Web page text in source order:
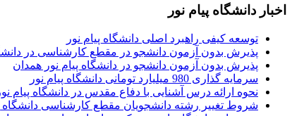
اخبار دانشگاه پیام نور
توسعه کیفی راهبرد اصلی دانشگاه پیام نور
پذیرش بدون آزمون دانشجو در مقطع کارشناسی در
پذیرش بدون آزمون دانشجو در دانشگاه پیام نور همدان
سرمایه گذاری 980 میلیارد تومانی دانشگاه پیام نور
نحوه ارائه درس آشنایی با دفاع مقدس در دانشگاه پیام نور
شروط تغییر رشته دانشجویان مقطع کارشناسی دانشگاه